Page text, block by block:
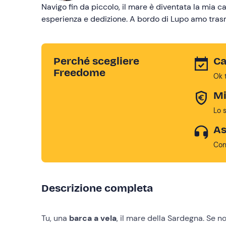
Navigo fin da piccolo, il mare è diventata la mia
esperienza e dedizione. A bordo di Lupo amo
Perché scegliere
Freedome
Ok
Lo
Descrizione completa
Tu, una barca a vela, il mare della Sardegna. Se